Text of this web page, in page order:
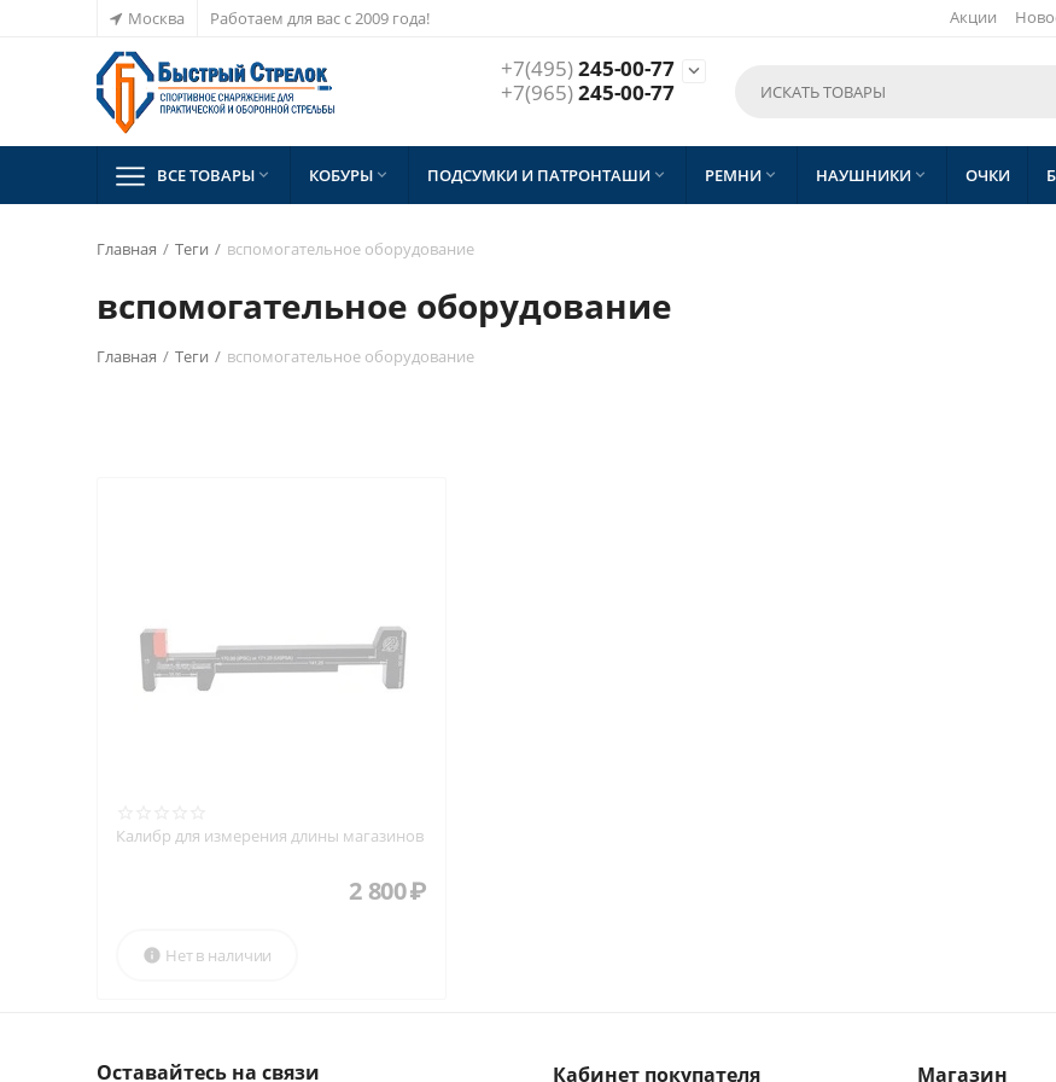
Москва Работаем для вас с 2009 года! Акции
+7(495)245-00-77
+7(965)245-00-77

ВСЕ ТОВАРЫ  КОБУРЫ  ПОДСУМКИ И ПАТРОНТАШИ  РЕМНИ  НАУШНИКИ  ОЧКИ
Главная / Теги / вспомогательное оборудование
вспомогательное оборудование
Главная / Теги / вспомогательное оборудование
Калибр для измерения длины магазинов
2 800₽
Нет в наличии

Оставайтесь на связи Кабинет покупателя Магазин